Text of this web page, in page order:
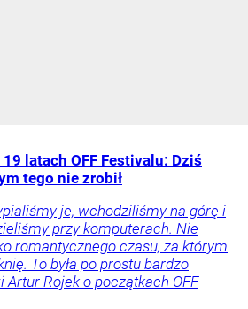
latach OFF Festivalu: Dziś
tego nie zrobił
je, wchodziliśmy na górę i
przy komputerach. Nie
romantycznego czasu, za którym
To była po prostu bardzo
Rojek o początkach OFF